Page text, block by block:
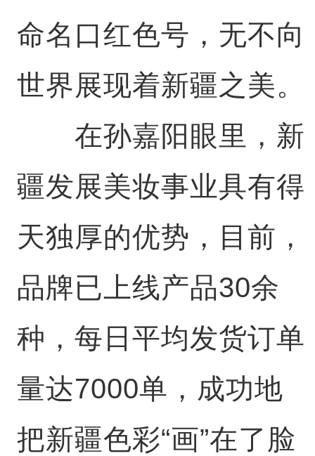
命名口红色号，无不向
世界展现着新疆之美。
在孙嘉阳眼里，新
疆发展美妆事业具有得
天独厚的优势，目前，
品牌已上线产品30余
种，每日平均发货订单
量达7000单，成功地
把新疆色彩“画”在了脸